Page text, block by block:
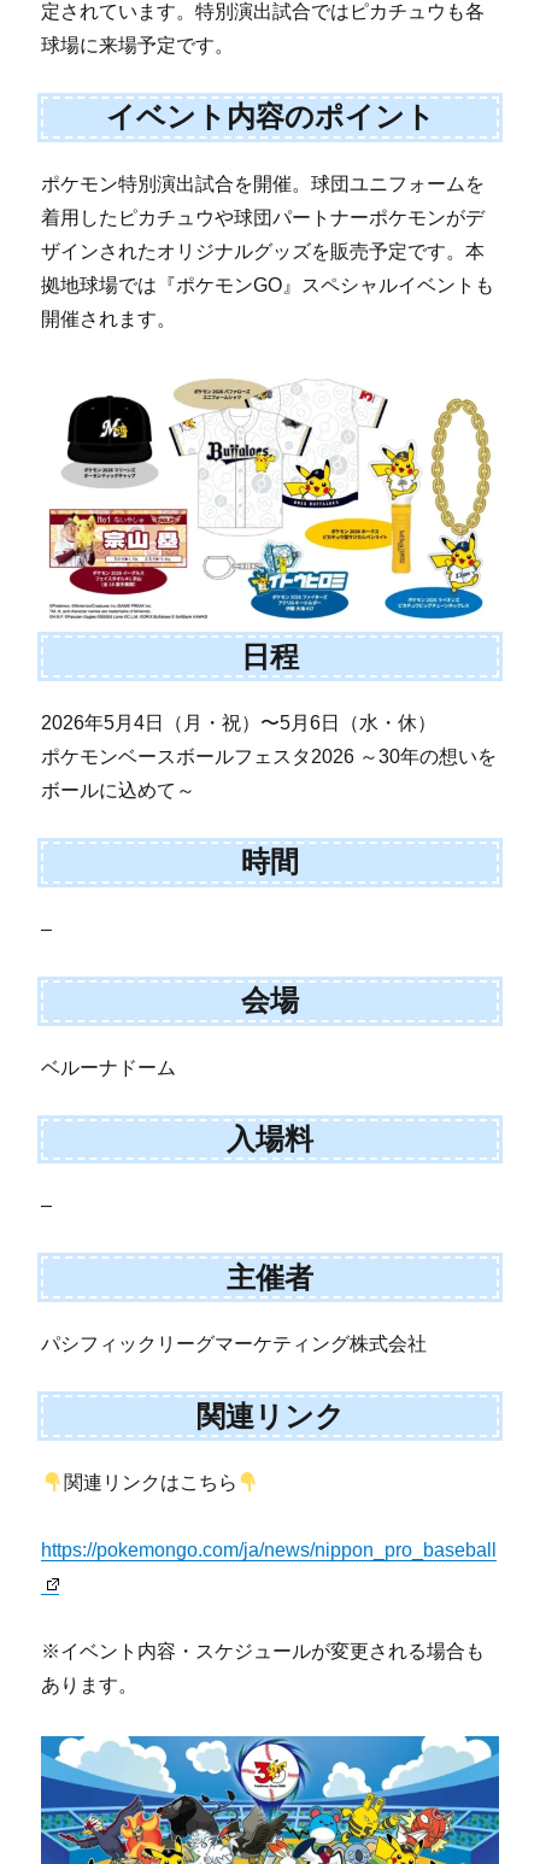
定されています。特別演出試合ではピカチュウも各
球場に来場予定です。
イベント内容のポイント
ポケモン特別演出試合を開催。球団ユニフォームを
着用したピカチュウや球団パートナーポケモンがデ
ザインされたオリジナルグッズを販売予定です。本
拠地球場では『ポケモンGO』スペシャルイベントも
開催されます。
日程
2026年5月4日（月・祝）〜5月6日（水・休）
ポケモンベースボールフェスタ2026 ～30年の想いを
ボールに込めて～
時間
–
会場
ベルーナドーム
入場料
–
主催者
パシフィックリーグマーケティング株式会社
関連リンク
関連リンクはこちら
https://pokemongo.com/ja/news/nippon_pro_baseball
※イベント内容・スケジュールが変更される場合も
あります。